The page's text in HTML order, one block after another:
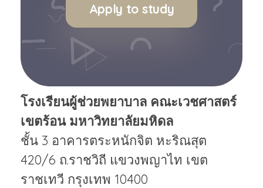
Apply to study
โรงเรียนผู้ช่วยพยาบาล คณะเวชศาสตร์
เขตร้อน มหาวิทยาลัยมหิดล
ชั้น 3 อาคารตระหนักจิต หะริณสุต
420/6 ถ.ราชวิถี แขวงพญาไท เขต
ราชเทวี กรุงเทพ 10400